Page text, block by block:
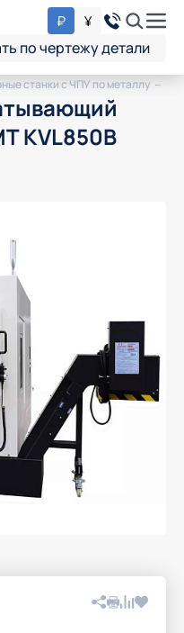
₽ ¥
по чертежу детали
станки с ЧПУ по металлу
KVL850B